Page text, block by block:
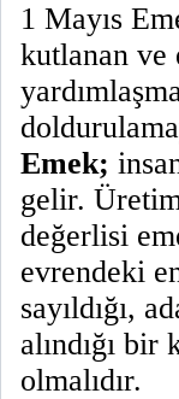
1 Mayıs
kutlanan ve
Emek;
gelir.
değerlisi
evrendeki
sayıldığı,
alındığı
olmalıdır.